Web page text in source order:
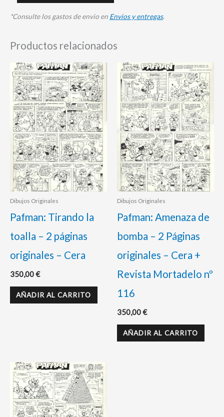
*Consulte los gastos de envio en Envios y entregas.
Productos relacionados
Dibujos Originales
Pafman: Tirando la
toalla – 2 páginas
originales – Cera
350,00€
AÑADIR AL CARRITO
Dibujos Originales
Pafman: Amenaza de
bomba – 2 Páginas
originales – Cera +
Revista Mortadelo nº
116
350,00€
AÑADIR AL CARRITO